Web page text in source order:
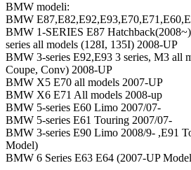
BMW modeli:
BMW
BMW 1-SERIES E87
series all models (128I, 135I) 2008-UP
BMW 3-series E92,E93 3 series, M3 all
Coupe, Conv) 2008-UP
BMW X5 E70 all models 2007-UP
BMW X6 E71 All models 2008-up
BMW 5-series E60 Limo 2007/07-
BMW 5-series E61 Touring 2007/07-
BMW 3-series E90 Limo 2008/9- ,E91
Model)
BMW 6 Series E63 E64 (2007-UP